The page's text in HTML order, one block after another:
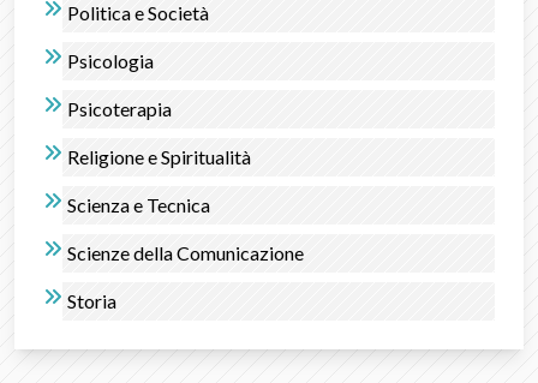
Politica e Società
Psicologia
Psicoterapia
Religione e Spiritualità
Scienza e Tecnica
Scienze della Comunicazione
Storia